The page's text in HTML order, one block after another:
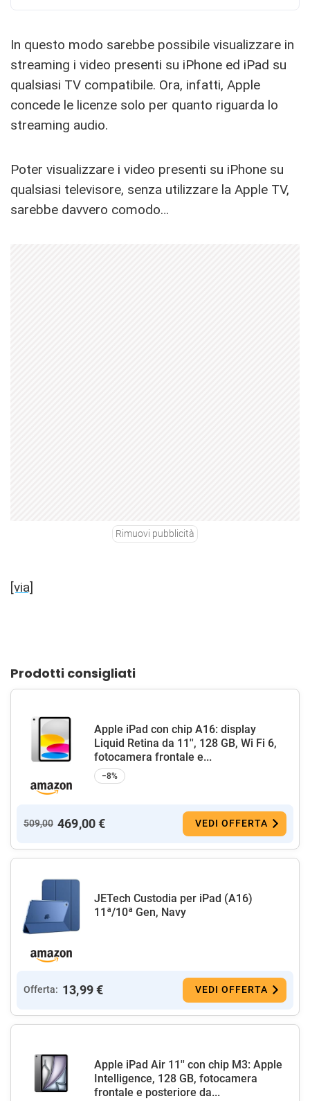
In questo modo sarebbe possibile visualizzare in
streaming i video presenti su iPhone ed iPad su
qualsiasi TV compatibile. Ora, infatti, Apple
concede le licenze solo per quanto riguarda lo
streaming audio.
Poter visualizzare i video presenti su iPhone su
qualsiasi televisore, senza utilizzare la Apple TV,
sarebbe davvero comodo…
Rimuovi pubblicità
[via]
Prodotti consigliati
Apple iPad con chip A16: display
Liquid Retina da 11'', 128 GB, Wi Fi 6,
fotocamera frontale e...
−8%
509,00 469,00 € VEDI OFFERTA
JETech Custodia per iPad (A16)
11ª/10ª Gen, Navy
Offerta: 13,99 € VEDI OFFERTA
Apple iPad Air 11'' con chip M3: Apple
Intelligence, 128 GB, fotocamera
frontale e posteriore da...